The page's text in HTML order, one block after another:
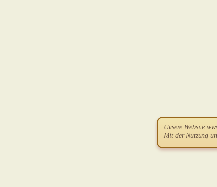
Unsere Website
Mit der Nutzung